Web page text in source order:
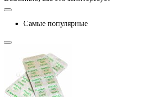
Самые популярные